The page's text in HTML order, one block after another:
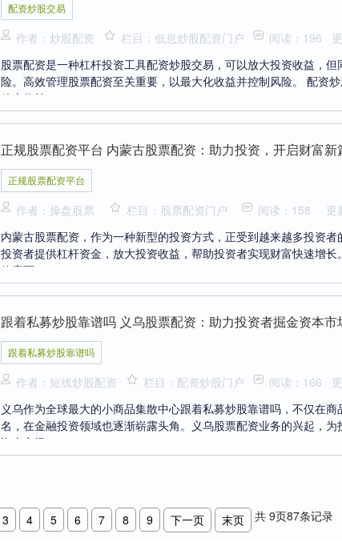
配资炒股交易
作者：炒股配资 栏目：低息炒股配资门户 阅读：196
股票配资是一种杠杆投资工具配资炒股交易，可以放大投资收益，但
险。高效管理股票配资至关重要，以最大化收益并控制风险。 配资
放大收益....
正规股票配资平台 内蒙古股票配资：助力投资，开启财富新
正规股票配资平台
作者：操盘股票 栏目：股票配资门户 阅读：158
更
内蒙古股票配资，作为一种新型的投资方式，正受到越来越多投资者
投资者提供杠杆资金，放大投资收益，帮助投资者实现财富快速增长
效应可....
跟着私募炒股靠谱吗 义乌股票配资：助力投资者掘金资本市
跟着私募炒股靠谱吗
作者：短线炒股配资 栏目：配资炒股门户 阅读：166
义乌作为全球最大的小商品集散中心跟着私募炒股靠谱吗，不仅在商
名，在金融投资领域也逐渐崭露头角。义乌股票配资业务的兴起，为
资本市场....
3 4 5 6 7 8 9 下一页 末页 共 9页87条记录